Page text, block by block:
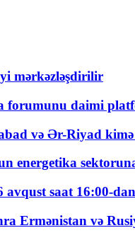
mərkəzləşdirilir
forumunu daimi
və Ər-Riyad kimə
energetika
avqust saat 16:00-
Ermənistan və